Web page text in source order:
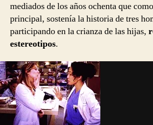
mediados de los años ochenta que
principal, sostenía la historia de tres
participando en la crianza de las hijas,
estereotipos.